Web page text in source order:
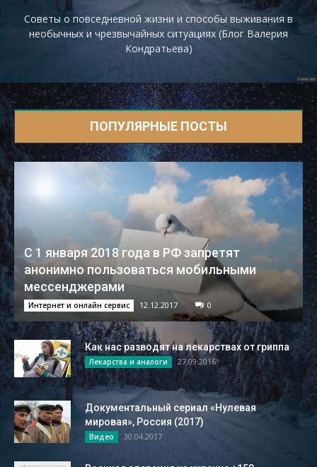
Советы о повседневной жизни и способы выживания в
необычных и чрезвычайных ситуациях (Блог Валерия
Кондратьева)
ПОПУЛЯРНЫЕ ПОСТЫ
С 1 января 2018 года в РФ запретят
анонимно пользоваться мобильными
мессенджерами
Интернет и онлайн сервис 12.12.2017 0
Как нас разводят на лекарствах от гриппа
Лекарства и аналоги 27.09.2016
Документальный сериал «Нулевая
мировая», Россия (2017)
Видео 30.04.2017